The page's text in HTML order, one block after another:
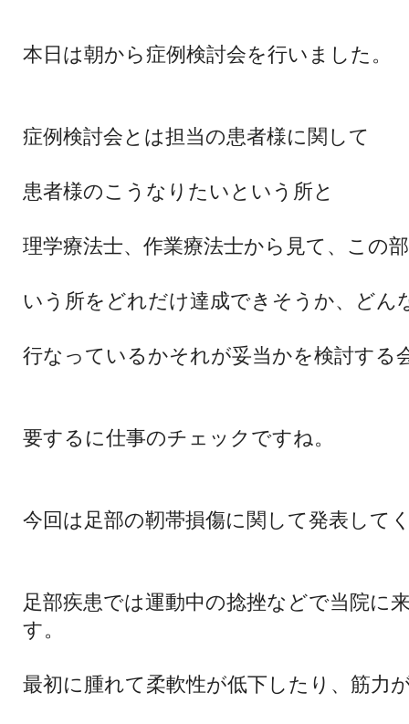
本日は朝から症例検討会を行いました。
症例検討会とは担当の患者様に関して
患者様のこうなりたいという所と
理学療法士、作業療法士から見て、この
いう所をどれだけ達成できそうか、どん
行なっているかそれが妥当かを検討する
要するに仕事のチェックですね。
今回は足部の靭帯損傷に関して発表して
足部疾患では運動中の捻挫などで当院に
す。
最初に腫れて柔軟性が低下したり、筋力